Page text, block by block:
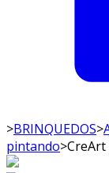
>BRINQUEDOS>
pintando>